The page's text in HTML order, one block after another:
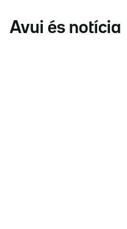
Avui és notícia